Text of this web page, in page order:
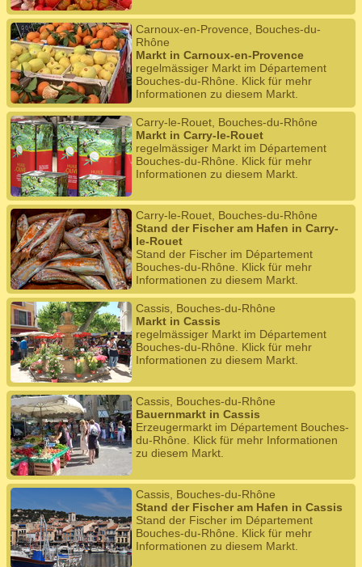
Carnoux-en-Provence, Bouches-du-
Rhône
Markt in Carnoux-en-Provence
regelmässiger Markt im Département
Bouches-du-Rhône. Klick für mehr
Informationen zu diesem Markt.
Carry-le-Rouet, Bouches-du-Rhône
Markt in Carry-le-Rouet
regelmässiger Markt im Département
Bouches-du-Rhône. Klick für mehr
Informationen zu diesem Markt.
Carry-le-Rouet, Bouches-du-Rhône
Stand der Fischer am Hafen in Carry-
le-Rouet
Stand der Fischer im Département
Bouches-du-Rhône. Klick für mehr
Informationen zu diesem Markt.
Cassis, Bouches-du-Rhône
Markt in Cassis
regelmässiger Markt im Département
Bouches-du-Rhône. Klick für mehr
Informationen zu diesem Markt.
Cassis, Bouches-du-Rhône
Bauernmarkt in Cassis
Erzeugermarkt im Département Bouches-
du-Rhône. Klick für mehr Informationen
zu diesem Markt.
Cassis, Bouches-du-Rhône
Stand der Fischer am Hafen in Cassis
Stand der Fischer im Département
Bouches-du-Rhône. Klick für mehr
Informationen zu diesem Markt.